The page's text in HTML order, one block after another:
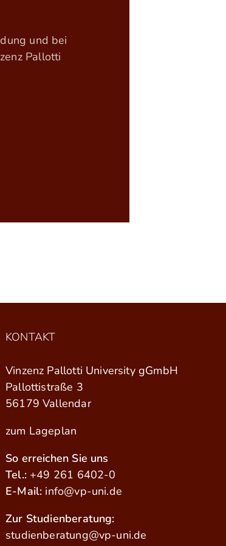
und bei
Pallotti
KONTAKT
Vinzenz Pallotti University gGmbH
Pallottistraße 3
56179 Vallendar
zum Lageplan
So erreichen Sie uns
Tel.:+49 261 6402-0
E-Mail: info@vp-uni.de
Zur Studienberatung:
studienberatung@vp-uni.de